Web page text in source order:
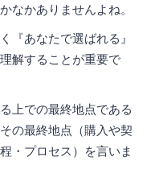
なかありませんよね。
『あなたで選ばれる』
解することが重要で
上での最終地点である
の最終地点（購入や契
・プロセス）を言いま